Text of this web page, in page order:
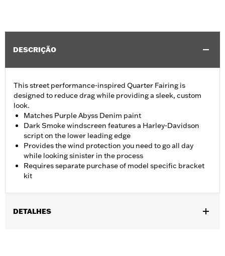
DESCRIÇÃO
This street performance-inspired Quarter Fairing is
designed to reduce drag while providing a sleek, custom
look.
Matches Purple Abyss Denim paint
Dark Smoke windscreen features a Harley-Davidson
script on the lower leading edge
Provides the wind protection you need to go all day
while looking sinister in the process
Requires separate purchase of model specific bracket
kit
DETALHES